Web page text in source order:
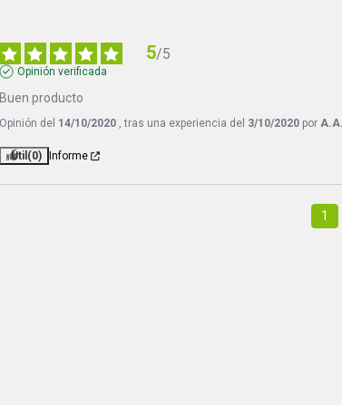
5/5
Opinión verificada
Buen producto
Opinión del 14/10/2020 , tras una experiencia del 3/10/2020 por
Útil (0) Informe
1